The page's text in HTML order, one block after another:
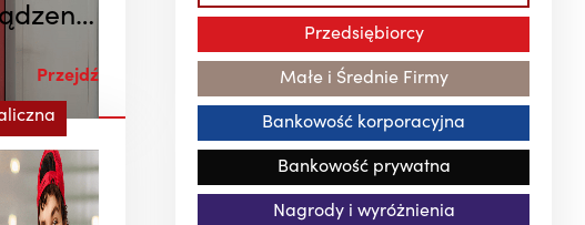
Przejdź
Przedsiębiorcy
Małe i Średnie Firmy
Bankowość korporacyjna
Bankowość prywatna
Nagrody i wyróżnienia